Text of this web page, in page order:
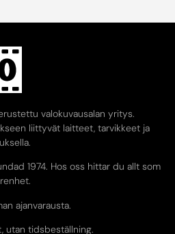
valokuvausalan yritys.
liittyvät laitteet, tarvikkeet ja
1974. Hos oss hittar du allt som
ajanvarausta.
utan tidsbeställning.